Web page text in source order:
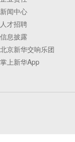
新闻中心
人才招聘
信息披露
北京新华交响乐团
掌上新华App